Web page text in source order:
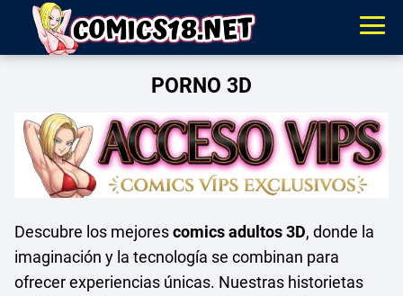
PORNO 3D
Descubre los mejorescomics adultos 3D, donde la
imaginación y la tecnología se combinan para
ofrecer experiencias únicas. Nuestras historietas